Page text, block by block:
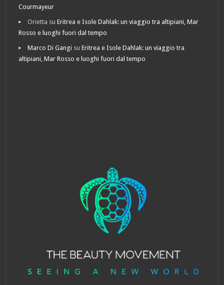
Courmayeur
Orietta suEritrea e Isole Dahlak: un viaggio tra altipiani, Mar
Rosso e luoghi fuori dal tempo
Marco Di Gangi suEritrea e Isole Dahlak: un viaggio tra
altipiani, Mar Rosso e luoghi fuori dal tempo